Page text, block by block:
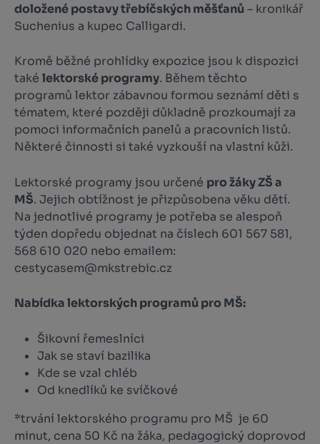
doložené postavy třebíčských měšťanů – kronikář
Suchenius a kupec Calligardi.
Kromě běžné prohlídky expozice jsou k dispozici
také lektorské programy. Během těchto
programů lektor zábavnou formou seznámí děti s
tématem, které později důkladně prozkoumají za
pomoci informačních panelů a pracovních listů.
Některé činnosti si také vyzkouší na vlastní kůži.
Lektorské programy jsou určené pro žáky ZŠ a
MŠ. Jejich obtížnost je přizpůsobena věku dětí.
Na jednotlivé programy je potřeba se alespoň
týden dopředu objednat na číslech 601 567 581,
568 610 020 nebo emailem:
cestycasem@mkstrebic.cz
Nabídka lektorských programů pro MŠ:
Šikovní řemeslníci
Jak se staví bazilika
Kde se vzal chléb
Od knedlíků ke svíčkové
*trvání lektorského programu pro MŠ je 60
minut, cena 50 Kč na žáka, pedagogický doprovod